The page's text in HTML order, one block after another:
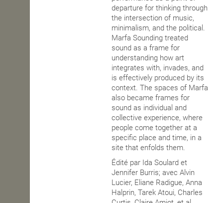
departure for thinking through
the intersection of music,
minimalism, and the political.
Marfa Sounding treated
sound as a frame for
understanding how art
integrates with, invades, and
is effectively produced by its
context. The spaces of Marfa
also became frames for
sound as individual and
collective experience, where
people come together at a
specific place and time, in a
site that enfolds them.
Édité par Ida Soulard et
Jennifer Burris; avec Alvin
Lucier, Eliane Radigue, Anna
Halprin, Tarek Atoui, Charles